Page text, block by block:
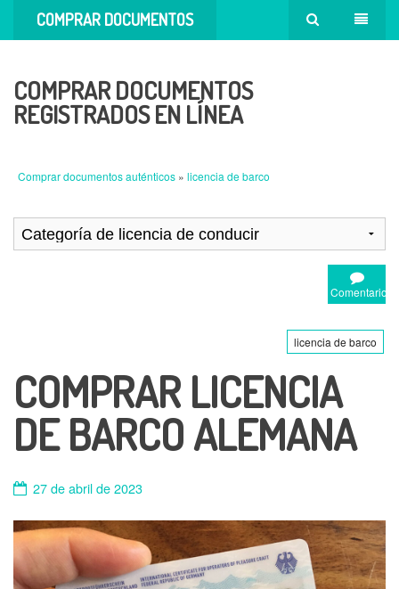
COMPRAR DOCUMENTOS
COMPRAR DOCUMENTOS
REGISTRADOS EN LÍNEA
Comprar documentos auténticos » licencia de barco
Comentario
licencia de barco
COMPRAR LICENCIA
DE BARCO ALEMANA
27 de abril de 2023